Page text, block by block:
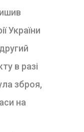
України
в разі
зброя,
на